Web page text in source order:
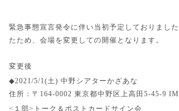
緊急事態宣言発令に伴い当初予定しておりまし
たため、会場を変更しての開催となります。
変更後
◆2021/5/1(土) 中野シアターかざあな
住所： 〒 164-0002 東京都中野区上高田 5-45-9
< １部> トーク＆ポストカードサイン会